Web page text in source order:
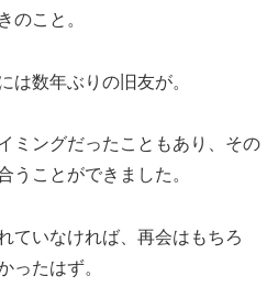
のこと。
は数年ぶりの旧友が。
ミングだったこともあり、その
うことができました。
ていなければ、再会はもちろ
ったはず。